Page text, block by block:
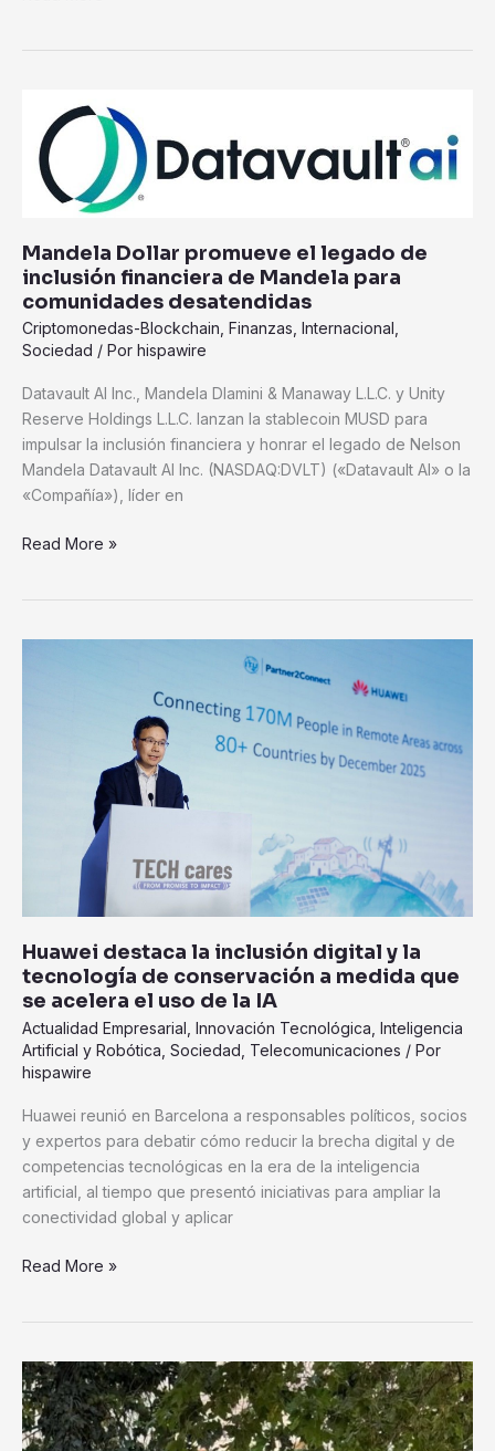
Mandela Dollar promueve el legado de
inclusión financiera de Mandela para
comunidades desatendidas
Criptomonedas-Blockchain Finanzas Internacional
Sociedad / Por hispawire
Datavault AI Inc., Mandela Dlamini & Manaway L.L.C. y Unity
Reserve Holdings L.L.C. lanzan la stablecoin MUSD para
impulsar la inclusión financiera y honrar el legado de Nelson
Mandela Datavault AI Inc. (NASDAQ:DVLT) («Datavault AI» o la
«Compañía»), líder en
Dollar
promueve
legado
inclusión
financiera
de
Mandela
para
Read More »
Huawei destaca la inclusión digital y la
tecnología de conservación a medida que
se acelera el uso de la IA
Actualidad Empresarial Innovación Tecnológica Inteligencia
Artificial y Robótica Sociedad Telecomunicaciones / Por
hispawire
Huawei reunió en Barcelona a responsables políticos, socios
y expertos para debatir cómo reducir la brecha digital y de
competencias tecnológicas en la era de la inteligencia
artificial, al tiempo que presentó iniciativas para ampliar la
conectividad global y aplicar
tecnología
conservación
que
se
acelera
el
uso
de
la
IA
Read More »
Veganuary
celebra
30